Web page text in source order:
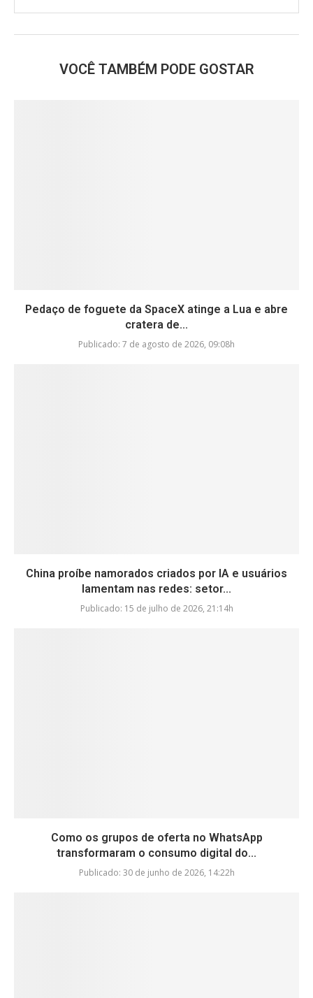
VOCÊ TAMBÉM PODE GOSTAR
Pedaço de foguete da SpaceX atinge a Lua e abre
cratera de...
Publicado: 7 de agosto de 2026, 09:08h
China proíbe namorados criados por IA e usuários
lamentam nas redes: setor...
Publicado: 15 de julho de 2026, 21:14h
Como os grupos de oferta no WhatsApp
transformaram o consumo digital do...
Publicado: 30 de junho de 2026, 14:22h